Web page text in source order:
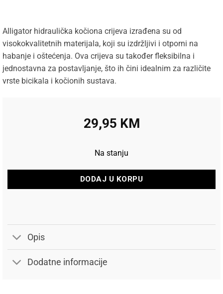
Alligator hidraulička kočiona crijeva izrađena su od
visokokvalitetnih materijala, koji su izdržljivi i otporni na
habanje i oštećenja. Ova crijeva su također fleksibilna i
jednostavna za postavljanje, što ih čini idealnim za različite
vrste bicikala i kočionih sustava.
29,95 KM
Na stanju
DODAJ U KORPU
Opis
Dodatne informacije